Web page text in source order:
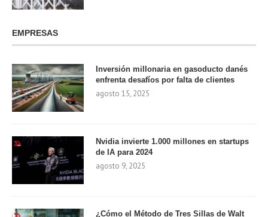
EMPRESAS
Inversión millonaria en gasoducto danés
enfrenta desafíos por falta de clientes
agosto 15, 2025
Nvidia invierte 1.000 millones en startups
de IA para 2024
agosto 9, 2025
¿Cómo el Método de Tres Sillas de Walt